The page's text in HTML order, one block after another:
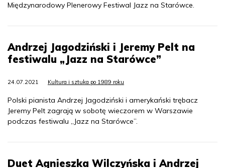
Międzynarodowy Plenerowy Festiwal Jazz na Starówce.
Andrzej Jagodziński i Jeremy Pelt na
festiwalu „Jazz na Starówce”
24.07.2021 Kultura i sztuka po 1989 roku
Polski pianista Andrzej Jagodziński i amerykański trębacz
Jeremy Pelt zagrają w sobotę wieczorem w Warszawie
podczas festiwalu „Jazz na Starówce”.
Duet Agnieszka Wilczyńska i Andrzej